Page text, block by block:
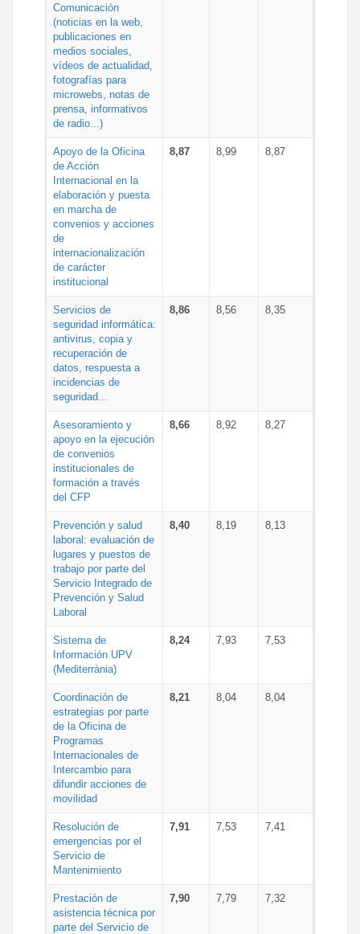
Comunicación
(noticias en la web,
publicaciones en
medios sociales,
vídeos de actualidad,
fotografías para
microwebs, notas de
prensa, informativos
de radio...)
Apoyo de la Oficina
de Acción
Internacional en la
elaboración y puesta
en marcha de
convenios y acciones
de
internacionalización
de carácter
institucional
8,87 8,99 8,87
Servicios de
seguridad informática:
antivirus, copia y
recuperación de
datos, respuesta a
incidencias de
seguridad...
8,86 8,56 8,35
Asesoramiento y
apoyo en la ejecución
de convenios
institucionales de
formación a través
del CFP
8,66 8,92 8,27
Prevención y salud
laboral: evaluación de
lugares y puestos de
trabajo por parte del
Servicio Integrado de
Prevención y Salud
Laboral
8,40 8,19 8,13
Sistema de
Información UPV
(Mediterrània)
8,24 7,93 7,53
Coordinación de
estrategias por parte
de la Oficina de
Programas
Internacionales de
Intercambio para
difundir acciones de
movilidad
8,21 8,04 8,04
Resolución de
emergencias por el
Servicio de
Mantenimiento
7,91 7,53 7,41
Prestación de
asistencia técnica por
parte del Servicio de
7,90 7,79 7,32